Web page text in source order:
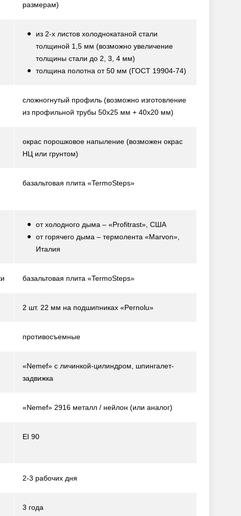
размерам)
из 2-х листов холоднокатаной стали
толщиной 1,5 мм (возможно увеличение
толщины стали до 2, 3, 4 мм)
толщина полотна от 50 мм (ГОСТ 19904-74)
сложногнутый профиль (возможно изготовление
из профильной трубы 50х25 мм + 40х20 мм)
окрас порошковое напыление (возможен окрас
НЦ или грунтом)
базальтовая плита «TermoSteps»
от холодного дыма – «Profitrast», США
от горячего дыма – термолента «Marvon»,
Италия
базальтовая плита «TermoSteps»
2 шт. 22 мм на подшипниках «Pernolu»
противосъемные
«Nemef» с личинкой-цилиндром, шпингалет-
задвижка
«Nemef» 2916 металл / нейлон (или аналог)
EI 90
2-3 рабочих дня
3 года